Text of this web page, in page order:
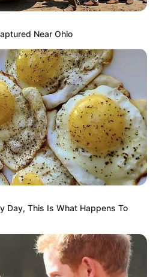
Near Ohio
Day, This Is What Happens To